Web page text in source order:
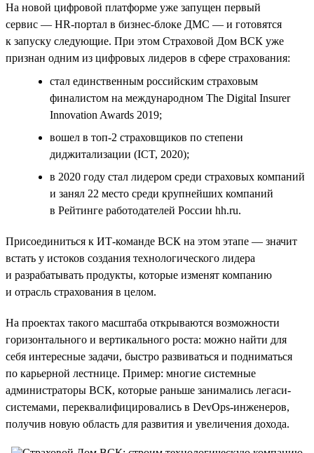
На новой цифровой платформе уже запущен первый
сервис — HR-портал в бизнес-блоке ДМС — и готовятся
к запуску следующие. При этом Страховой Дом ВСК уже
признан одним из цифровых лидеров в сфере страхования:
стал единственным российским страховым
финалистом на международном The Digital Insurer
Innovation Awards 2019;
вошел в топ-2 страховщиков по степени
диджитализации (ICT, 2020);
в 2020 году стал лидером среди страховых компаний
и занял 22 место среди крупнейших компаний
в Рейтинге работодателей России hh.ru.
Присоединиться к ИТ-команде ВСК на этом этапе — значит
встать у истоков создания технологического лидера
и разрабатывать продукты, которые изменят компанию
и отрасль страхования в целом.
На проектах такого масштаба открываются возможности
горизонтального и вертикального роста: можно найти для
себя интересные задачи, быстро развиваться и подниматься
по карьерной лестнице. Пример: многие системные
администраторы ВСК, которые раньше занимались легаси-
системами, переквалифицировались в DevOps-инженеров,
получив новую область для развития и увеличения дохода.